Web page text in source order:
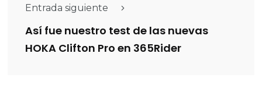
Entrada siguiente
Así fue nuestro test de las nuevas
HOKA Clifton Pro en 365Rider